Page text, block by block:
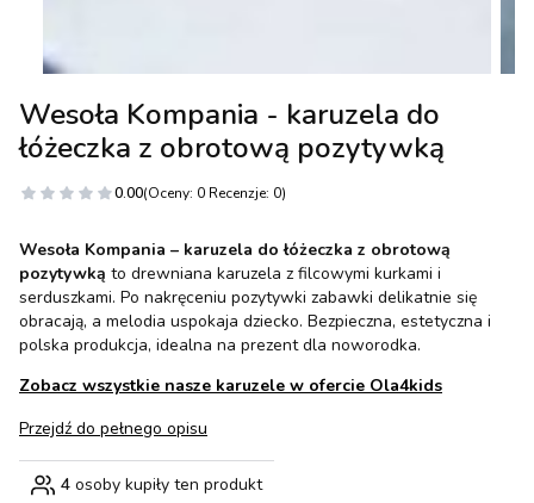
Wesoła Kompania - karuzela do
łóżeczka z obrotową pozytywką
0.00(Oceny: 0 Recenzje: 0)
Wesoła Kompania – karuzela do łóżeczka z obrotową
pozytywką to drewniana karuzela z filcowymi kurkami i
serduszkami. Po nakręceniu pozytywki zabawki delikatnie się
obracają, a melodia uspokaja dziecko. Bezpieczna, estetyczna i
polska produkcja, idealna na prezent dla noworodka.
Zobacz wszystkie nasze karuzele w ofercie Ola4kids
Przejdź do pełnego opisu
4 osoby kupiły ten produkt